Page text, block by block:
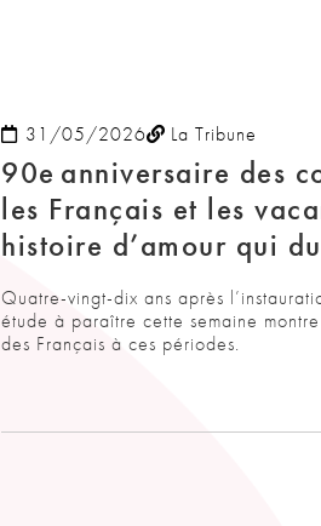
31/05/2026 La Tribune
90e anniversaire des
les Français et les
histoire d’amour qui
Quatre-vingt-dix ans après
étude à paraître cette semaine
des Français à ces périodes.